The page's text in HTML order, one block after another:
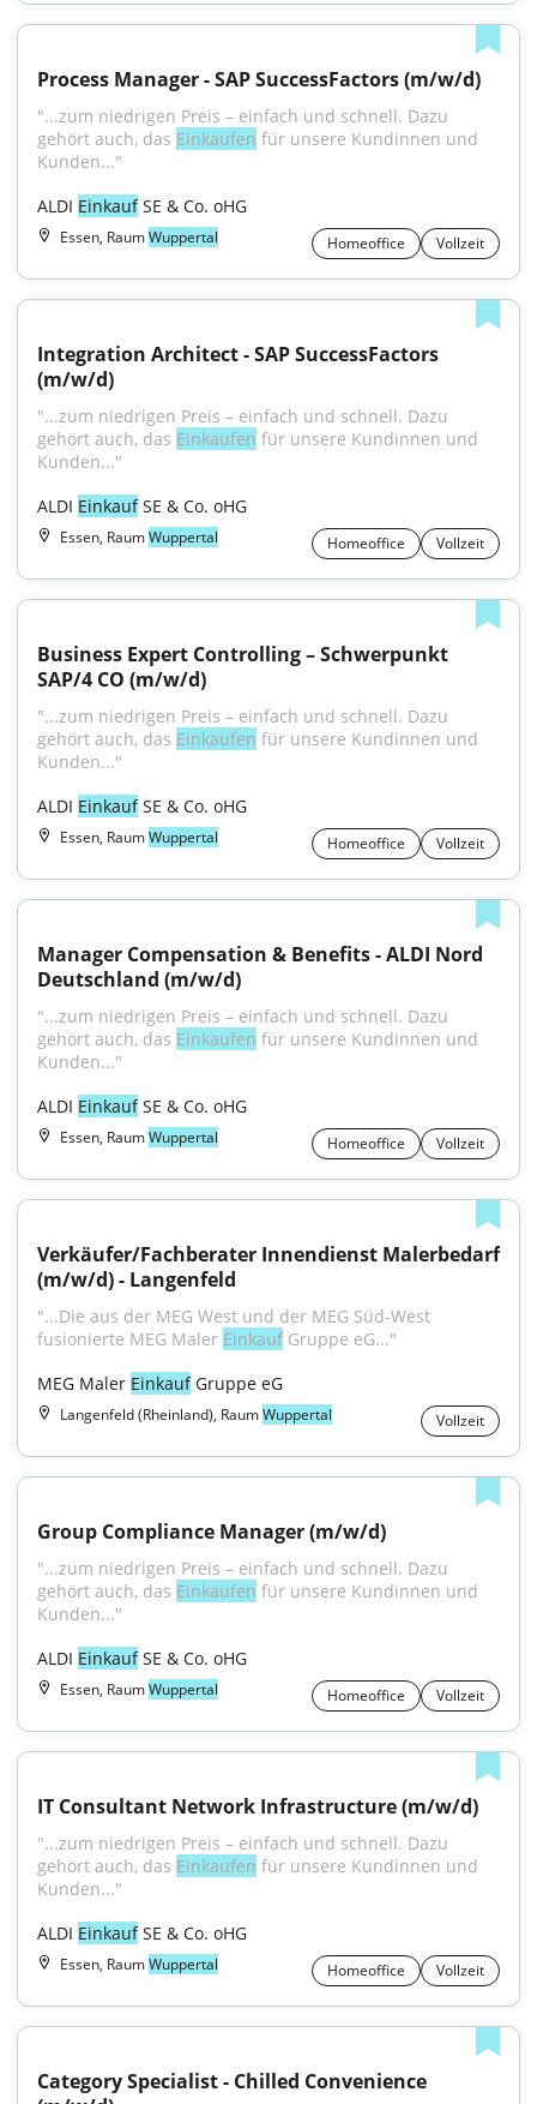
Process Manager - SAP SuccessFactors (m/w/d)
"...zum niedrigen Preis – einfach und schnell. Dazu
gehört auch, das Einkaufen für unsere Kundinnen und
Kunden..."
ALDI Einkauf SE & Co. oHG
Essen, RaumWuppertal Homeoffice Vollzeit
Integration Architect - SAP SuccessFactors
(m/w/d)
"...zum niedrigen Preis – einfach und schnell. Dazu
gehört auch, das Einkaufen für unsere Kundinnen und
Kunden..."
ALDI Einkauf SE & Co. oHG
Essen, RaumWuppertal Homeoffice Vollzeit
Business Expert Controlling – Schwerpunkt
SAP/4 CO (m/w/d)
"...zum niedrigen Preis – einfach und schnell. Dazu
gehört auch, das Einkaufen für unsere Kundinnen und
Kunden..."
ALDI Einkauf SE & Co. oHG
Essen, RaumWuppertal Homeoffice Vollzeit
Manager Compensation & Benefits - ALDI Nord
Deutschland (m/w/d)
"...zum niedrigen Preis – einfach und schnell. Dazu
gehört auch, das Einkaufen für unsere Kundinnen und
Kunden..."
ALDI Einkauf SE & Co. oHG
Essen, RaumWuppertal Homeoffice Vollzeit
Verkäufer/Fachberater Innendienst Malerbedarf
(m/w/d) - Langenfeld
"...Die aus der MEG West und der MEG Süd-West
fusionierte MEG Maler Einkauf Gruppe eG..."
MEG Maler Einkauf Gruppe eG
Langenfeld (Rheinland), RaumWuppertal Vollzeit
Group Compliance Manager (m/w/d)
"...zum niedrigen Preis – einfach und schnell. Dazu
gehört auch, das Einkaufen für unsere Kundinnen und
Kunden..."
ALDI Einkauf SE & Co. oHG
Essen, RaumWuppertal Homeoffice Vollzeit
IT Consultant Network Infrastructure (m/w/d)
"...zum niedrigen Preis – einfach und schnell. Dazu
gehört auch, das Einkaufen für unsere Kundinnen und
Kunden..."
ALDI Einkauf SE & Co. oHG
Essen, RaumWuppertal Homeoffice Vollzeit
Category Specialist - Chilled Convenience